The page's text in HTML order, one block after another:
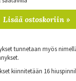
Lisää ostoskoriin »
tunnetaan myös
kiinnitetään 16